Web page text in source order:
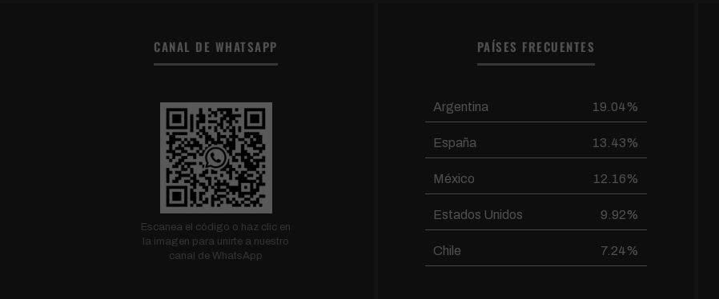
CANAL DE WHATSAPP
Escanea el código o haz clic en
la imagen para unirte a nuestro
canal de WhatsApp
PAÍSES FRECUENTES
Argentina 19.04%
España 13.43%
México 12.16%
Estados Unidos 9.92%
Chile 7.24%